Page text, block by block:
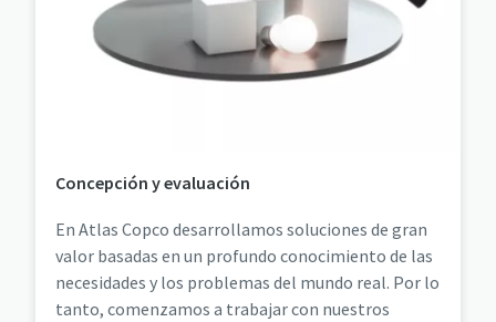
Concepción y evaluación
En Atlas Copco desarrollamos soluciones de gran
valor basadas en un profundo conocimiento de las
necesidades y los problemas del mundo real. Por lo
tanto, comenzamos a trabajar con nuestros